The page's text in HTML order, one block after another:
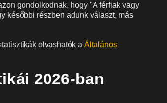
gondolkodnak, hogy "A férfiak vagy
későbbi részben adunk választ, más
olvashatók a Általános
2026-ban